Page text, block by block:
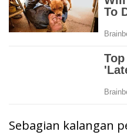
Sebagian kalangan